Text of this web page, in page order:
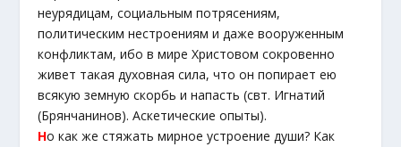
неурядицам, социальным потрясениям,
политическим нестроениям и даже вооруженным
конфликтам, ибо в мире Христовом сокровенно
живет такая духовная сила, что он попирает ею
всякую земную скорбь и напасть (свт. Игнатий
(Брянчанинов). Аскетические опыты).
Но как же стяжать мирное устроение души? Как